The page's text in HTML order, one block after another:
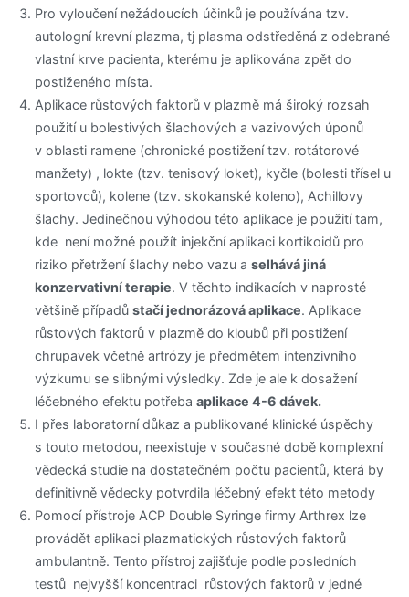
Pro vyloučení nežádoucích účinků je používána tzv.
autologní krevní plazma, tj plasma odstředěná z odebrané
vlastní krve pacienta, kterému je aplikována zpět do
postiženého místa.
Aplikace růstových faktorů v plazmě má široký rozsah
použití u bolestivých šlachových a vazivových úponů
v oblasti ramene (chronické postižení tzv. rotátorové
manžety) , lokte (tzv. tenisový loket), kyčle (bolesti třísel u
sportovců), kolene (tzv. skokanské koleno), Achillovy
šlachy. Jedinečnou výhodou této aplikace je použití tam,
kde není možné použít injekční aplikaci kortikoidů pro
riziko přetržení šlachy nebo vazu aselhává jiná
konzervativní terapie. V těchto indikacích v naprosté
většině případůstačí jednorázová aplikace. Aplikace
růstových faktorů v plazmě do kloubů při postižení
chrupavek včetně artrózy je předmětem intenzivního
výzkumu se slibnými výsledky. Zde je ale k dosažení
léčebného efektu potřebaaplikace 4-6 dávek.
I přes laboratorní důkaz a publikované klinické úspěchy
s touto metodou, neexistuje v současné době komplexní
vědecká studie na dostatečném počtu pacientů, která by
definitivně vědecky potvrdila léčebný efekt této metody
Pomocí přístroje ACP Double Syringe firmy Arthrex lze
provádět aplikaci plazmatických růstových faktorů
ambulantně. Tento přístroj zajišťuje podle posledních
testů nejvyšší koncentraci růstových faktorů v jedné